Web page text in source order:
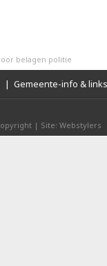
belagen politie
| Gemeente-info & links
| Site: Webstylers